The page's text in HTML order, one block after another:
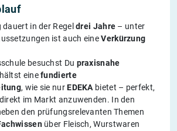
dauert in der Regeldrei Jahre – unter
ist auch eineVerkürzung
besuchst Du praxisnahe
einefundierte
, wie sie nurEDEKA bietet – perfekt,
im Markt anzuwenden. In den
den prüfungsrelevanten Themen
über Fleisch, Wurstwaren